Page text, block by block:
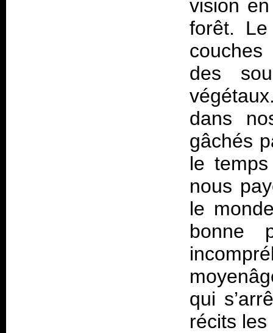
vision
forêt.
couches
des
dans
gâchés
le
nous
le
bonne
qui
récits